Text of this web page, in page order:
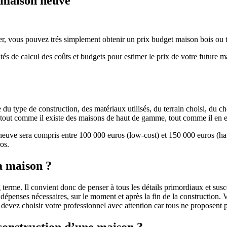
vous pouvez trés simplement obtenir un prix budget maison bois
de calcul des coûts et budgets pour estimer le prix de votre future
du type de construction, des matériaux utilisés, du terrain choisi, du
comme il existe des maisons de haut de gamme, tout comme il en
sera compris entre 100 000 euros (low-cost) et 150 000 euros
?
Il convient donc de penser à tous les détails primordiaux et
nécessaires, sur le moment et après la fin de la
choisir votre professionnel avec attention car tous ne proposent